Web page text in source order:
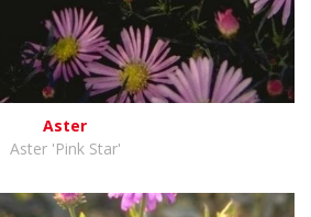
Aster
Aster 'Pink Star'